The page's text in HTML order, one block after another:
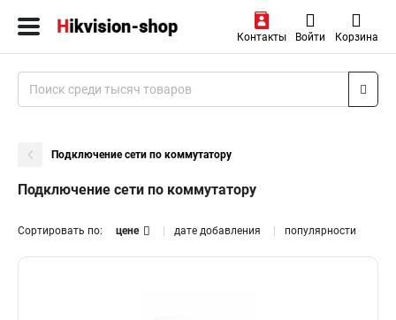
Контакты Войти Корзина
Подключение сети по коммутатору
Подключение сети по коммутатору
Сортировать по: цене дате добавления популярности